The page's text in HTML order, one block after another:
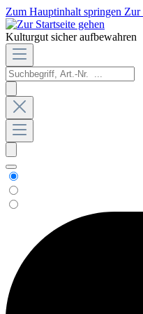
Zum Hauptinhalt springen Zur
Kulturgut sicher aufbewahren